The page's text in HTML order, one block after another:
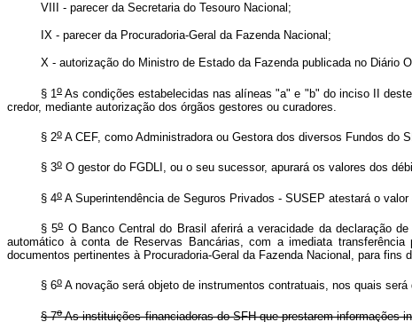
VIII - parecer da Secretaria do Tesouro Nacional;
IX - parecer da Procuradoria-Geral da Fazenda Nacional;
X - autorização do Ministro de Estado da Fazenda publicada no Diário
§ 1o As condições estabelecidas nas alíneas "a" e "b" do inciso II
credor, mediante autorização dos órgãos gestores ou curadores.
§ 2o A CEF, como Administradora ou Gestora dos diversos Fundos
§ 3o O gestor do FGDLI, ou o seu sucessor, apurará os valores dos
§ 4o A Superintendência de Seguros Privados - SUSEP atestará o
§ 5oO Banco Central do Brasil aferirá a veracidade da declaração
automático à conta de Reservas Bancárias, com a imediata
documentos pertinentes à Procuradoria-Geral da Fazenda Nacional, para fins
§ 6o A novação será objeto de instrumentos contratuais, nos quais
§ 7oAs instituições financiadoras do SFH que prestarem informações